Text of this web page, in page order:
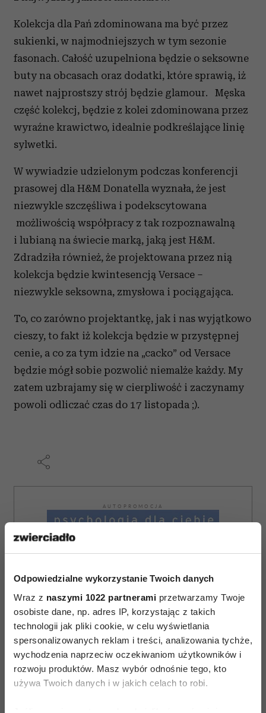
Odpowiedzialne wykorzystanie Twoich danych
Wraz z naszymi 1022 partnerami przetwarzamy Twoje
osobiste dane, np. adres IP, korzystając z takich
technologii jak pliki cookie, w celu wyświetlania
spersonalizowanych reklam i treści, analizowania tychże,
wychodzenia naprzeciw oczekiwaniom użytkowników i
rozwoju produktów. Masz wybór odnośnie tego, kto
używa Twoich danych i w jakich celach to robi.
Kolekcja dla Pań zdominowana ma być przez
sukienki, w najmodniejszych w tym sezonie
fasonach. Całość uzupelniona będzie o seksowne
buty na obcasach oraz dodatki, które sprawią, iż
nawet najprostszy strój będzie glamour. Męska
część kolekcj, będzie z kolei zdominowana przez
wyraźne krawictwo, idealnie podkreślające linię
sylwetki.
W wywiadzie udzielonym podczas konferencji
prasowej dla H&M Donatella wyznała, że jest
niezwykle szczęśliwa i podekscytowana
możliwością współpracy z tak rozpoznawalną
i lubianą na świecie marką, jaką jest H&M.
Zdradziła również, że projektowana przez nią
kolekcja będzie kwintesencją Versace –
niezwykle seksowna, zmysłowa i pociągająca.
To, co zarówno projektantkę, jak i nas wyjątkowo
cieszy, to fakt iż kolekcja będzie w przystępnej
cenie, a co za tym idzie na „cacko” od Versace
będzie mógł sobie pozwolić niemalże każdy. My
zatem uzbrajamy się w cierpliwość i zaczynamy
powoli odliczać czas do 17 listopada ;).
AUTOPROMOCJA